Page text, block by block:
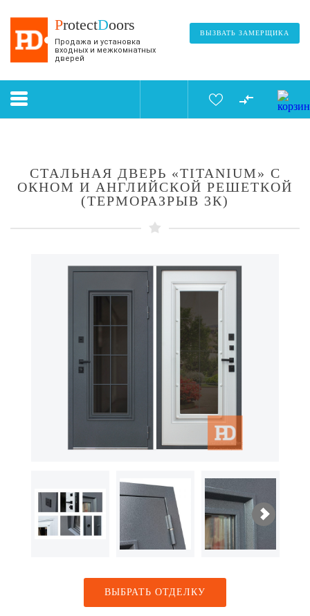
ProtectDoors
Продажа и установка
входных и межкомнатных
дверей
ВЫЗВАТЬ ЗАМЕРЩИКА
СТАЛЬНАЯ ДВЕРЬ «TITANIUM» С
ОКНОМ И АНГЛИЙСКОЙ РЕШЕТКОЙ
(ТЕРМОРАЗРЫВ 3К)
ВЫБРАТЬ ОТДЕЛКУ